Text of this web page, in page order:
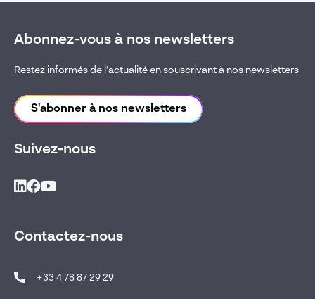
Abonnez-vous à nos newsletters
Restez informés de l’actualité en souscrivant à nos newsletters
S'abonner à nos newsletters
Suivez-nous
Contactez-nous
+33 4 78 87 29 29